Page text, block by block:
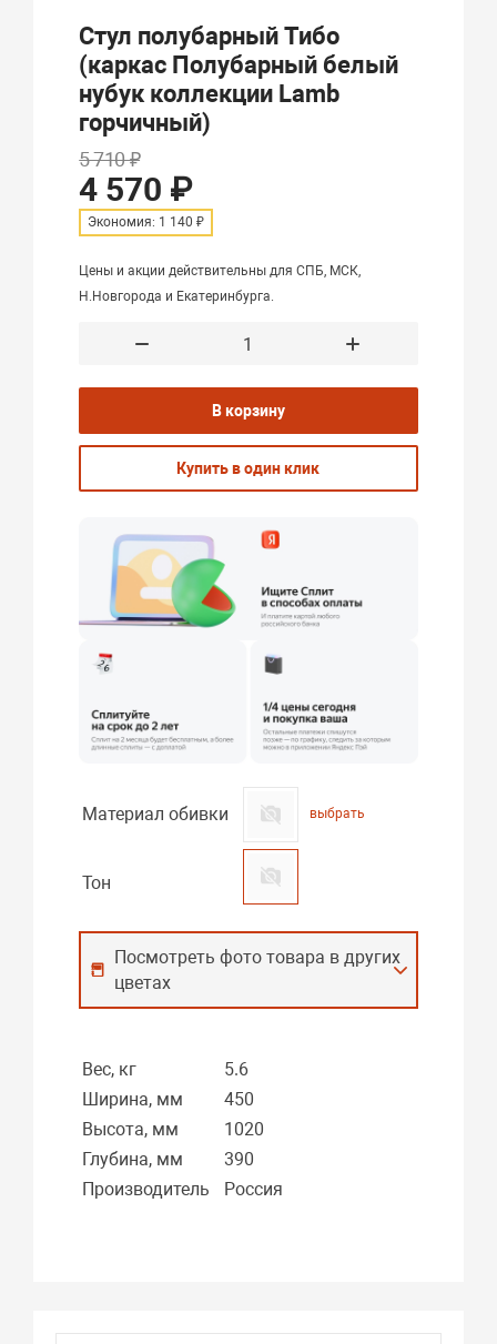
Стул полубарный Тибо
(каркас Полубарный белый
нубук коллекции Lamb
горчичный)
5 710 ₽
4 570 ₽
Экономия: 1 140 ₽
Цены и акции действительны для СПБ, МСК,
Н.Новгорода и Екатеринбурга.
В корзину
Купить в один клик
Материал обивки выбрать
Тон
Посмотреть фото товара в других
цветах
Вес, кг
5.6
Ширина, мм
450
Высота, мм
1020
Глубина, мм
390
Производитель
Россия